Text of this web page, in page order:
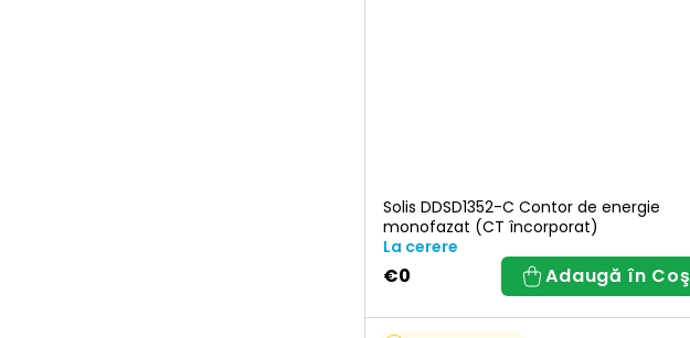
d
u
s
Solis DDSD1352-C Contor de energie
monofazat (CT încorporat)
La cerere
€0 Adaugă în Coş